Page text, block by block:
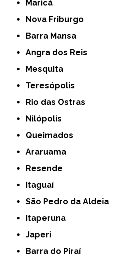
Maricá
Nova Friburgo
Barra Mansa
Angra dos Reis
Mesquita
Teresópolis
Rio das Ostras
Nilópolis
Queimados
Araruama
Resende
Itaguaí
São Pedro da Aldeia
Itaperuna
Japeri
Barra do Piraí